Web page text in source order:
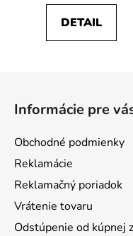
je
5,0
DETAIL
Informácie pre
Obchodné podmienky
Reklamácie
Reklamačný poriadok
Vrátenie tovaru
Odstúpenie od kúpnej